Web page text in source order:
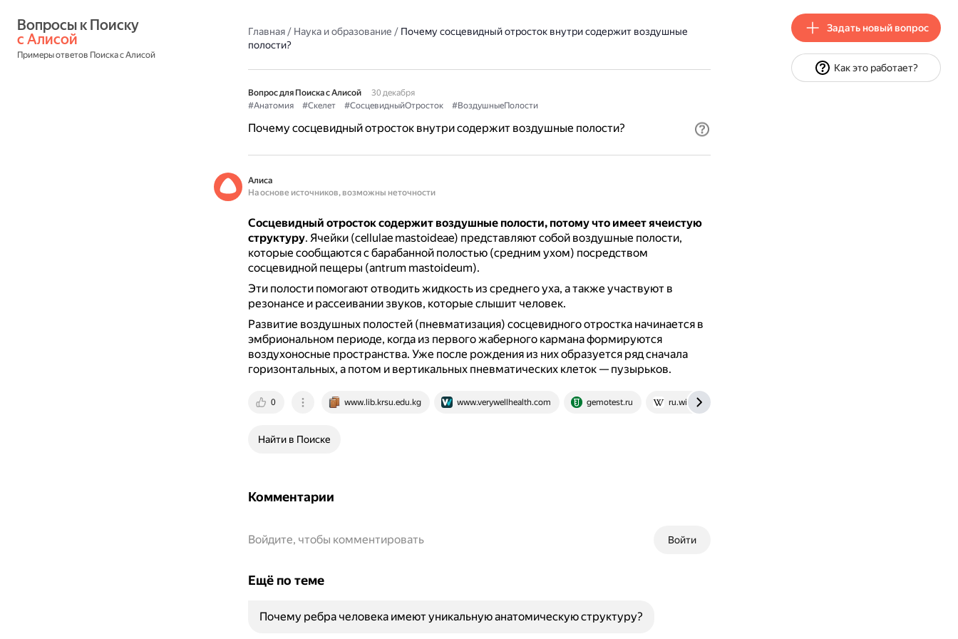
с Алисой
Примеры ответов Поиска с Алисой
Главная/ Наука и образование / Почему сосцевидный отросток внутри содержит воздушные
полости?
Вопрос для Поиска с Алисой
30 декабря
#Анатомия
#Скелет #СосцевидныйОтросток #ВоздушныеПолости
Почему сосцевидный отросток внутри содержит воздушные полости?
Алиса
На основе источников, возможны неточности
Сосцевидный отросток содержит воздушные полости, потому что имеет ячеистую
структуру. Ячейки (cellulae mastoideae) представляют собой воздушные полости,
которые сообщаются с барабанной полостью (средним ухом) посредством
сосцевидной пещеры (antrum mastoideum).
Эти полости помогают отводить жидкость из среднего уха, а также участвуют в
резонансе и рассеивании звуков, которые слышит человек.
Развитие воздушных полостей (пневматизация) сосцевидного отростка начинается в
эмбриональном периоде, когда из первого жаберного кармана формируются
воздухоносные пространства. Уже после рождения из них образуется ряд сначала
горизонтальных, а потом и вертикальных пневматических клеток — пузырьков.
0 www.lib.krsu.edu.kg www.verywellhealth.com gemotest.ru ru.wikipedia.org
Найти в Поиске
Комментарии
Войти
Войдите, чтобы комментировать
Ещё по теме
Почему ребра человека имеют уникальную анатомическую структуру?
Задать новый вопрос
Как это работает?